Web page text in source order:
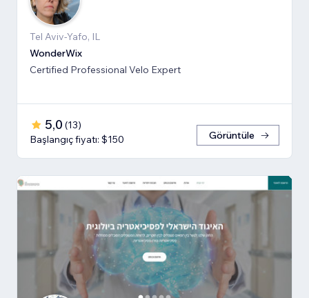
Tel Aviv-Yafo, IL
WonderWix
Certified Professional Velo Expert
5,0 (13)
Başlangıç fiyatı: $150
Görüntüle